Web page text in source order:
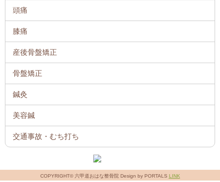
頭痛
膝痛
産後骨盤矯正
骨盤矯正
鍼灸
美容鍼
交通事故・むち打ち
COPYRIGHT© 六甲道おはな整骨院 Design by PORTALS LINK